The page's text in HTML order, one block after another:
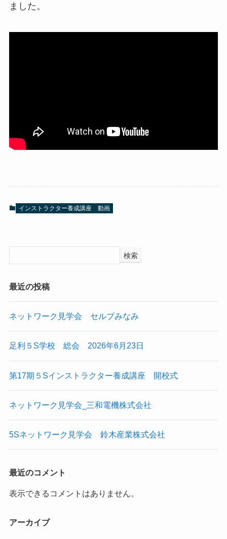
ました。
インストラクター養成講座 動画
検索
最近の投稿
ネットワーク見学会 セルプみなみ
足利５S学校 総会 2026年6月23日
第17期５Sインストラクター養成講座 開校式
ネットワーク見学会_三和電機株式会社
5Sネットワーク見学会 鈴木産業株式会社
最近のコメント
表示できるコメントはありません。
アーカイブ